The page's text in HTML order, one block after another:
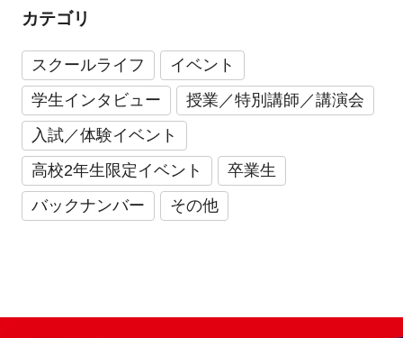
カテゴリ
スクールライフ
イベント
学生インタビュー
授業／特別講師／講演会
入試／体験イベント
高校2年生限定イベント
卒業生
バックナンバー
その他